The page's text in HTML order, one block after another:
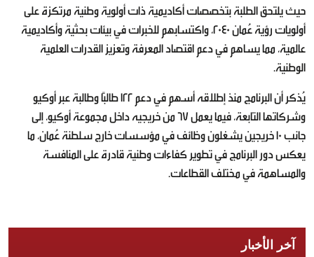
حيث يلتحق الطلبة بتخصصات أكاديمية ذات أولوية وطنية مرتكزة على
أولويات رؤية عُمان 2040، واكتسابهم للخبرات في بيئات بحثية وأكاديمية
عالمية، مما يساهم في دعم اقتصاد المعرفة وتعزيز القدرات العلمية
الوطنية.
يُذكر أن البرنامج منذ إطلاقه أسهم في دعم 122 طالبًا وطالبة عبر أوكيو
وشركاتها التابعة، فيما يعمل 67 من خريجيه داخل مجموعة أوكيو، إلى
جانب 10 خريجين يشغلون وظائف في مؤسسات خارج سلطنة عُمان، ما
يعكس دور البرنامج في تطوير كفاءات وطنية قادرة على المنافسة
والمساهمة في مختلف القطاعات.
آخر الأخبار